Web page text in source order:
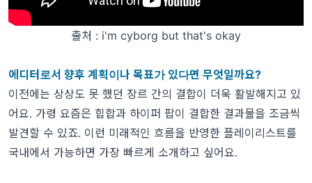
출처 : i'm cyborg but that's okay
에디터로서 향후 계획이나 목표가 있다면 무엇일까요?
이전에는 상상도 못 했던 장르 간의 결합이 더욱 활발해지고 있
어요. 가령 요즘은 힙합과 하이퍼 팝이 결합한 결과물을 조금씩
발견할 수 있죠. 이런 미래적인 흐름을 반영한 플레이리스트를
국내에서 가능하면 가장 빠르게 소개하고 싶어요.